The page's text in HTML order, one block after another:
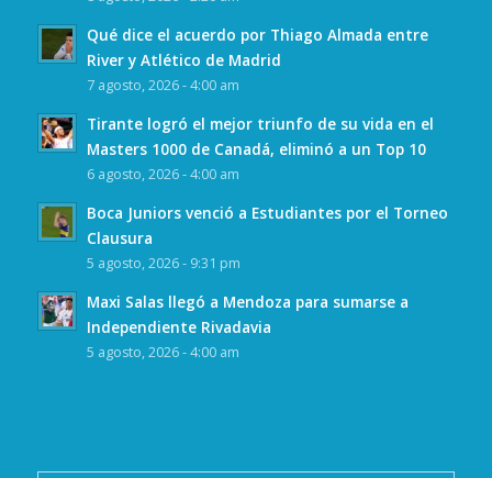
Qué dice el acuerdo por Thiago Almada entre
River y Atlético de Madrid
7 agosto, 2026 - 4:00 am
Tirante logró el mejor triunfo de su vida en el
Masters 1000 de Canadá, eliminó a un Top 10
6 agosto, 2026 - 4:00 am
Boca Juniors venció a Estudiantes por el Torneo
Clausura
5 agosto, 2026 - 9:31 pm
Maxi Salas llegó a Mendoza para sumarse a
Independiente Rivadavia
5 agosto, 2026 - 4:00 am